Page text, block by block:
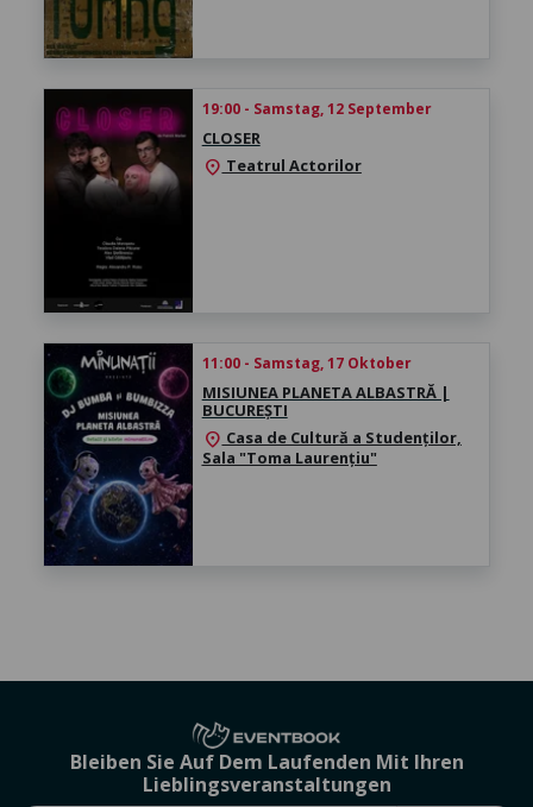
19:00 - Samstag, 12 September
CLOSER
location_on Teatrul Actorilor
11:00 - Samstag, 17 Oktober
MISIUNEA PLANETA ALBASTRĂ |
BUCUREȘTI
location_on Casa de Cultură a Studenților,
Sala "Toma Laurențiu"
Bleiben Sie Auf Dem Laufenden Mit Ihren
Lieblingsveranstaltungen